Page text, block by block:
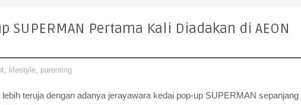
SUPERMAN Pertama Kali Diadakan di AEON
, lifestyle, parenting
teruja dengan adanya jerayawara kedai pop-up SUPERMAN sepanjang